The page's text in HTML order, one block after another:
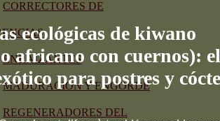
CORRECTORES DE
ENRAIZANTES
MADURACIÓN Y ENGORDE
REGENERADORES DEL
ecológicas de kiwano
africano con cuernos): el
para postres y